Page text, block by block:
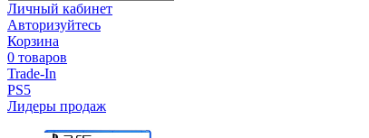
Личный кабинет
Авторизуйтесь
Корзина
0 товаров
Trade-In
PS5
Лидеры продаж